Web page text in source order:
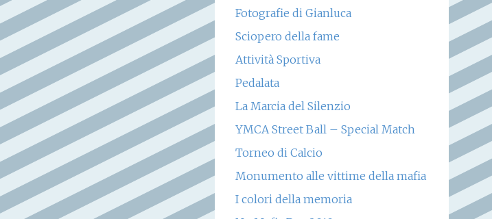
Fotografie di Gianluca
Sciopero della fame
Attività Sportiva
Pedalata
La Marcia del Silenzio
YMCA Street Ball – Special Match
Torneo di Calcio
Monumento alle vittime della mafia
I colori della memoria